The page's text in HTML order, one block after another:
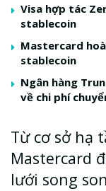
Visa hợp tác
stablecoin
Mastercard
stablecoin
Ngân hàng
về chi phí
Từ cơ sở hạ
Mastercard
lưới song